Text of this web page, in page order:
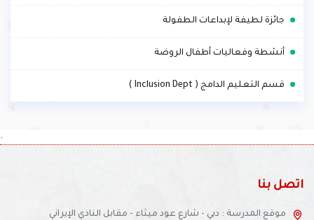
. جائزة لطيفة لإبداعات الطفولة
. أنشطة وفعاليات أطفال الروضة
. قسم التعليم الدامج ( Inclusion Dept )
.
اتصل بنا
موقع المدرسة : دبي - شارع عود ميثاء - مقابل النادي الإيراني